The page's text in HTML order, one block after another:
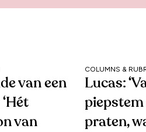
van een
van
COLUMNS &
Lucas:
piepstem
praten,